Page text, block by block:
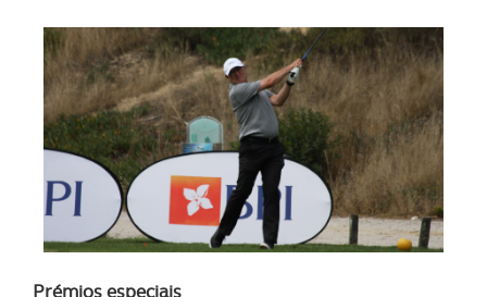
Prémios especiais